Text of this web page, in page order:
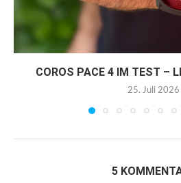
COROS PACE 4 IM TEST –
25. Juli 2026
5